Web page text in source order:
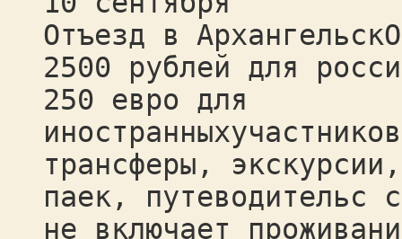
Отъезд в
2500 рублей для
250 евро для
трансферы,
паек, путеводительс
не включает